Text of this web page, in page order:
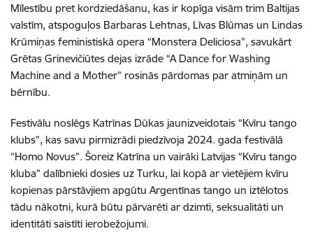
Mīlestību pret kordziedāšanu, kas ir kopīga visām trim Baltijas
valstīm, atspoguļos Barbaras Lehtnas, Līvas Blūmas un Lindas
Krūmiņas feministiskā opera “Monstera Deliciosa”, savukārt
Grētas Grinevičiūtes dejas izrāde “A Dance for Washing
Machine and a Mother” rosinās pārdomas par atmiņām un
bērnību.
Festivālu noslēgs Katrīnas Dūkas jaunizveidotais “Kvīru tango
klubs”, kas savu pirmizrādi piedzīvoja 2024. gada festivālā
“Homo Novus”. Šoreiz Katrīna un vairāki Latvijas “Kvīru tango
kluba” dalībnieki dosies uz Turku, lai kopā ar vietējiem kvīru
kopienas pārstāvjiem apgūtu Argentīnas tango un iztēlotos
tādu nākotni, kurā būtu pārvarēti ar dzimti, seksualitāti un
identitāti saistīti ierobežojumi.